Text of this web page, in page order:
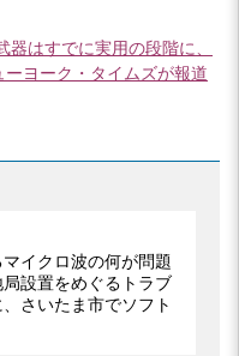
はすでに実用の段階に、
ヨーク・タイムズが報道
イクロ波の何が問題
設置をめぐるトラブ
さいたま市でソフト